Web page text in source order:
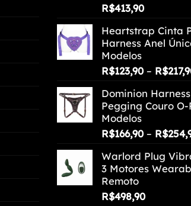
R$413,90
Heartstrap Cinta
Harness Anel
Modelos
R$123,90 – R$
Dominion
Pegging Couro
Modelos
R$166,90 – R$
Warlord Plug
3 Motores
Remoto
R$498,90